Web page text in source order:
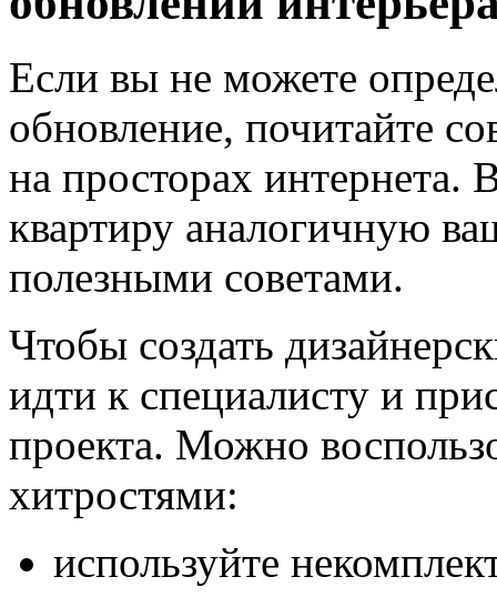
Если вы не можете
обновление, почитайте
на просторах интернета.
квартиру аналогичную
полезными советами.
Чтобы создать
идти к специалисту и
проекта. Можно
хитростями:
используйте